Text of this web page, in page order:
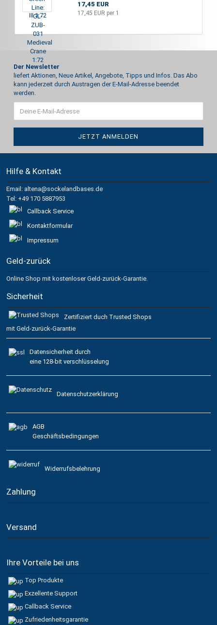
17,45 EUR
17,45 EUR per 1
Der Newsletter
liefert Aktionen, Neue Artikel, Angebote, Tipps und Infos. Das Abo
kann jederzeit durch Austragen der E-Mail-Adresse beendet
werden.
Hilfe & Kontakt
Email: altena@sockelandbases.de
Tel: +49 170 5887953
Callback Service
Kontaktformular
Impressum
Geld-zurück
Online Shop mit kostenloser Geld-zurück-Garantie.
Sicherheit
Zertifiziert duch Trusted Shops
mit Geld-zurück-Garantie
Datensicherheit durch
eine 128-bit verschlüsselung
Datenschutzerklärung
AGB
Geschäftsbedingungen
Widerrufsbelehrung
Zahlung
Versand
Ihre Vorteile bei uns
Top Produkte
Exzellente Support
Callback Service
Zufriedenheitsgarantie